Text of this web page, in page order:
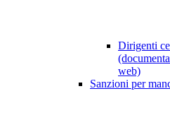
Dirigenti
web)
Sanzioni per